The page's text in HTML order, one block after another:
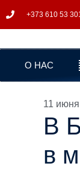
+373 610 53
О НАС
11
В
в